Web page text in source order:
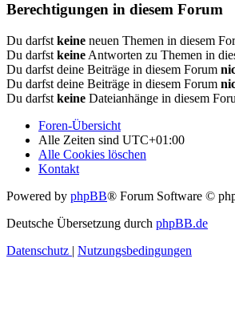
Berechtigungen in diesem Forum
Du darfst keine neuen Themen in diesem
Du darfst keine Antworten zu Themen in
Du darfst deine Beiträge in diesem Forum
Du darfst deine Beiträge in diesem Forum
Du darfst keine Dateianhänge in diesem
Foren-Übersicht
Alle Zeiten sind UTC+01:00
Alle Cookies löschen
Kontakt
Powered by phpBB® Forum Software ©
Deutsche Übersetzung durch phpBB.de
Datenschutz | Nutzungsbedingungen